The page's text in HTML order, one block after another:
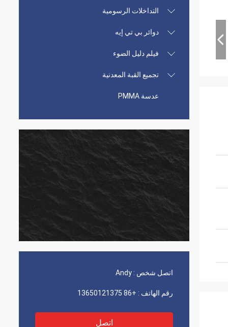
التداخلات الرسومية
دوائر بي تي إيه
فيلم دليل الضوء
تجميع القبة المعدنية
عدسة PMMA
اتصل شخص : Andy
رقم الهاتف : +86 13650121375
اتصل